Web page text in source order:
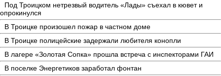
Под Троицком нетрезвый водитель «Лады» съехал в кювет и
опрокинулся
В Троицке произошел пожар в частном доме
В Троицке полицейские задержали любителя конопли
В лагере «Золотая Сопка» прошла встреча с инспекторами ГАИ
В поселке Энергетиков заработал фонтан